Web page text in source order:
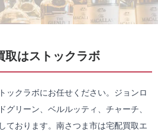
取はストックラボ
ックラボにお任せください。ジョンロ
グリーン、ベルルッティ、チャーチ、
ております。南さつま市は宅配買取エ